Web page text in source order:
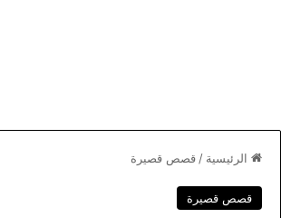
الرئيسية / قصص قصيرة
قصص قصيرة